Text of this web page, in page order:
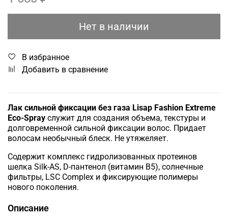
Нет в наличии
В избранное
Добавить в сравнение
Лак сильной фиксации без газа Lisap Fashion Extreme
Eco-Spray служит для создания объема, текстуры и
долговременной сильной фиксации волос. Придает
волосам необычный блеск. Не утяжеляет.
Содержит комплекс гидролизованных протеинов
шелка Silk-AS, D-пантенол (витамин B5), солнечные
фильтры, LSC Complex и фиксирующие полимеры
нового поколения.
Описание